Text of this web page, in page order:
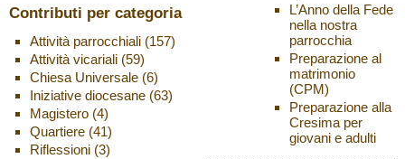
Contributi per categoria
Attività parrocchiali(157)
Attività vicariali(59)
Chiesa Universale(6)
Iniziative diocesane(63)
Magistero(4)
Quartiere(41)
Riflessioni(3)
L’Anno della Fede
nella nostra
parrocchia
Preparazione al
matrimonio
(CPM)
Preparazione alla
Cresima per
giovani e adulti